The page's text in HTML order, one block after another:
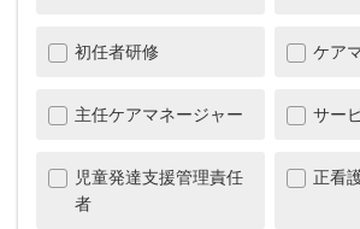
初任者研修 ケア
主任ケアマネージャー サー
児童発達支援管理責任
者
正看